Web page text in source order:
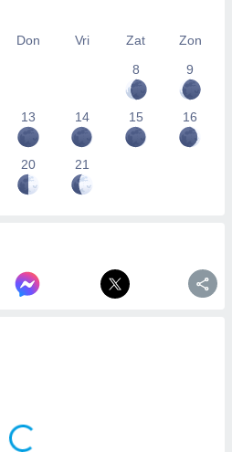
Don Vri Zat
Zon
8
9
13 14 15 16
20 21